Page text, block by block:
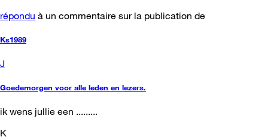
répondu à un commentaire sur la publication de
Ks1989
J
Goedemorgen voor alle leden en lezers.
ik wens jullie een .........
K